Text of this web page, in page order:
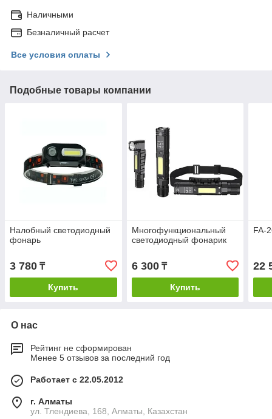
Наличными
Безналичный расчет
Все условия оплаты
Подобные товары компании
Налобный светодиодный
фонарь
3 780 ₸
Купить
Многофункциональный
светодиодный фонарик
6 300₸
Купить
FA-
22
О нас
Рейтинг не сформирован
Менее 5 отзывов за последний год
Работает с 22.05.2012
г. Алматы
ул. Тлендиева, 168, Алматы, Казахстан